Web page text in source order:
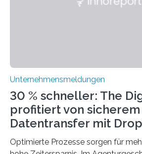
Unternehmensmeldungen
30 % schneller: The
profitiert von sicherem
Datentransfer mit
Optimierte Prozesse sorgen für